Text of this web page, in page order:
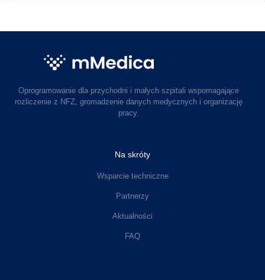
Oprogramowanie dla przychodni i małych szpitali wspomagające
rozliczenie z NFZ, gromadzenie danych medycznych i organizację
pracy.
Na skróty
Wsparcie techniczne
Partnerzy
Aktualności
FAQ